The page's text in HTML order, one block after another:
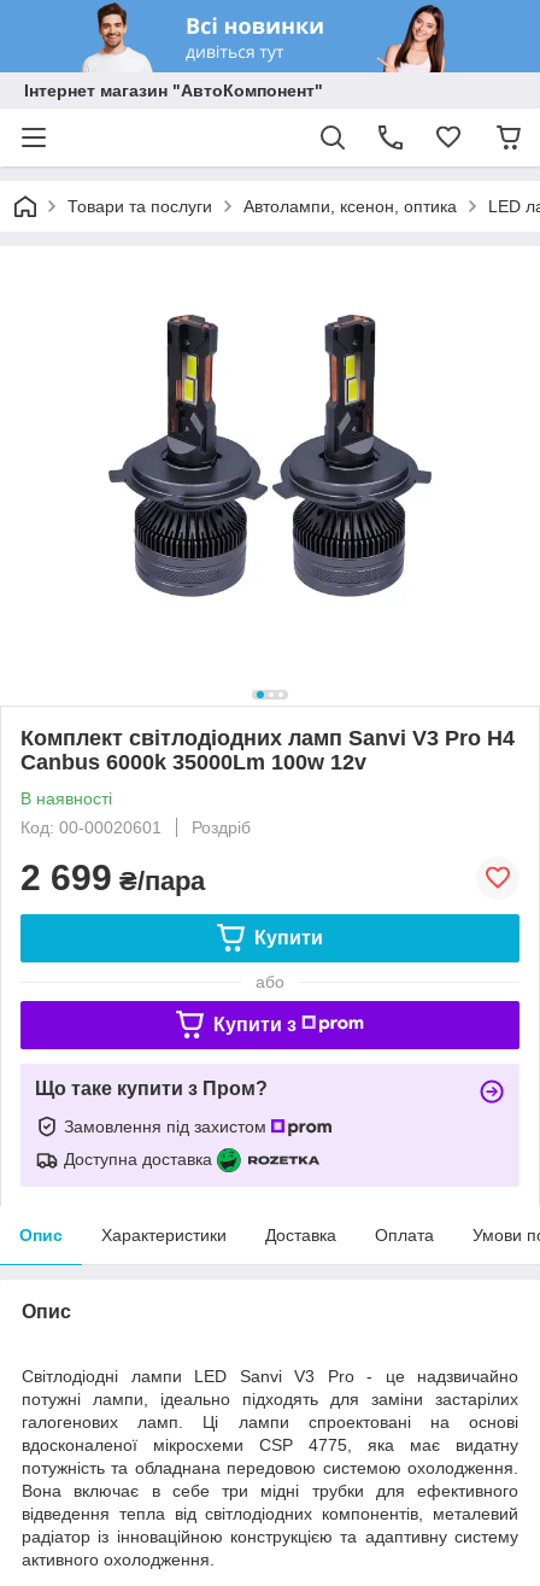
Інтернет магазин "АвтоКомпонент"
Товари та послуги Автолампи, ксенон, оптика LED
Комплект світлодіодних ламп Sanvi V3 Pro H4
Canbus 6000k 35000Lm 100w 12v
В наявності
Код: 00-00020601
Роздріб
2 699 ₴/пара
Купити
або
Купити з
Що таке купити з Пром?
Замовлення під захистом
Доступна доставка
Опис Характеристики Доставка Оплата Умови
Опис
Світлодіодні лампи LED Sanvi V3 Pro - це надзвичайно
потужні лампи, ідеально підходять для заміни застарілих
галогенових ламп. Ці лампи спроектовані на основі
вдосконаленої мікросхеми CSP 4775, яка має видатну
потужність та обладнана передовою системою охолодження.
Вона включає в себе три мідні трубки для ефективного
відведення тепла від світлодіодних компонентів, металевий
радіатор із інноваційною конструкцією та адаптивну систему
активного охолодження.